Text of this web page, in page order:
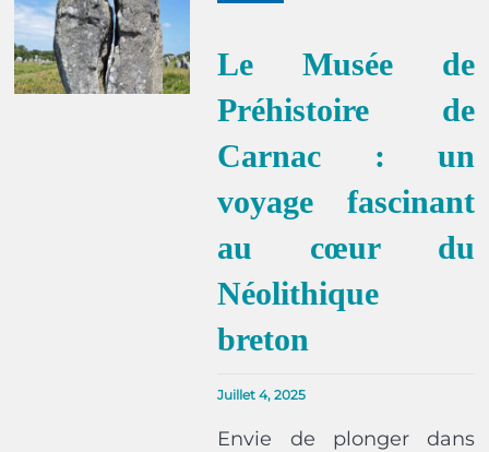
Le Musée de
Préhistoire de
Carnac : un
voyage fascinant
au cœur du
Néolithique
breton
Juillet 4, 2025
Envie de plonger dans